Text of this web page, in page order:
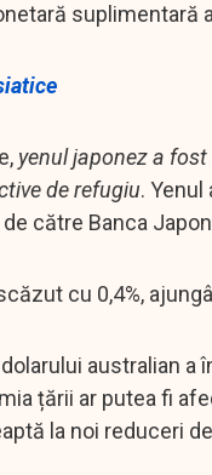
suplimentară
yenul japonez a
de refugiu.
către Banca
cu 0,4%,
dolarului australian
țării ar putea fi
la noi reduceri